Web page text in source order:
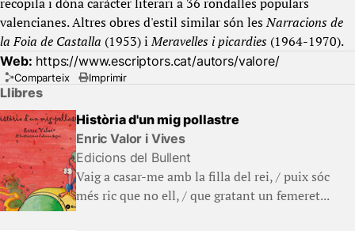
valencianes. Altres obres d'estil similar són lesNarracions de
la Foia de Castalla (1953) iMeravelles i picardies (1964-1970).
Web: https://www.escriptors.cat/autors/valore/
Comparteix Imprimir
Llibres
Història d'un mig pollastre
Enric Valor i Vives
Edicions del Bullent
Vaig a casar-me amb la filla del rei, / puix sóc
més ric que no ell, / que gratant un femeret...